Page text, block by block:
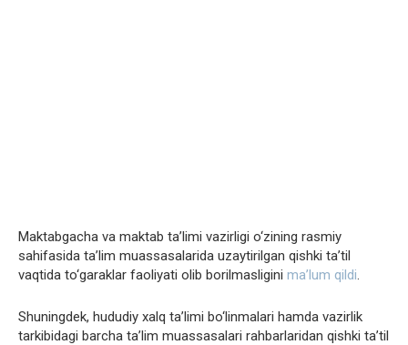
Maktabgacha va maktab ta’limi vazirligi o‘zining rasmiy
sahifasida ta’lim muassasalarida uzaytirilgan qishki ta’til
vaqtida to‘garaklar faoliyati olib borilmasligini ma’lum qildi.
Shuningdek, hududiy xalq ta’limi bo‘linmalari hamda vazirlik
tarkibidagi barcha ta’lim muassasalari rahbarlaridan qishki ta’til